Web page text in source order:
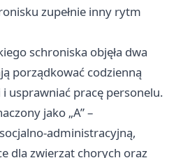
zupełnie inny rytm
schroniska objęła dwa
porządkować codzienną
usprawniać pracę personelu.
jako „A” –
administracyjną,
dla zwierząt chorych oraz